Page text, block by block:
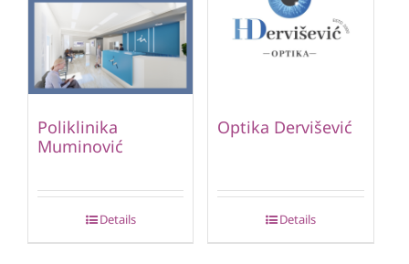
Poliklinika
Muminović
Details
Optika Dervišević
Details